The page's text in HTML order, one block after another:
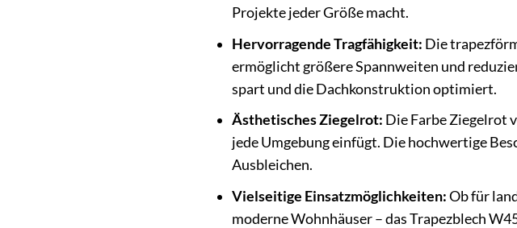
Projekte jeder Größe macht.
Hervorragende Tragfähigkeit: Die
ermöglicht größere Spannweiten und
spart und die Dachkonstruktion optimiert.
Ästhetisches Ziegelrot: Die Farbe Ziegelrot
jede Umgebung einfügt. Die hochwertige
Ausbleichen.
Vielseitige Einsatzmöglichkeiten:Ob für
moderne Wohnhäuser – das Trapezblech